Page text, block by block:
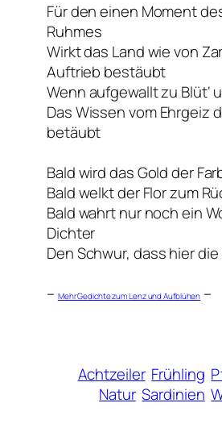
Für den einen Moment
Ruhmes
Wirkt das Land wie von
Auftrieb bestäubt
Wenn aufgewallt zu Blüt‘
Das Wissen vom Ehrgeiz
betäubt
Bald wird das Gold der
Bald welkt der Flor zum
Bald wahrt nur noch ein
Dichter
Den Schwur, dass hier
– Mehr Gedichte zum Lenz und Aufblühen –
Achtzeiler Frühling
Natur Sardinien